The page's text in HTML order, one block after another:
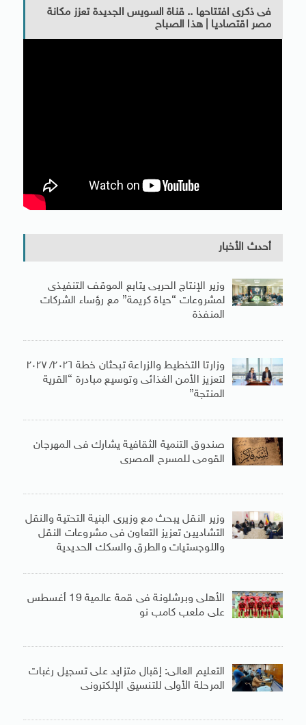
فى ذكرى افتتاحها .. قناة السويس الجديدة تعزز مكانة
مصر اقتصاديا | هذا الصباح
أحدث الأخبار
وزير الإنتاج الحربى يتابع الموقف التنفيذى
لمشروعات “حياة كريمة” مع رؤساء الشركات
المنفذة
وزارتا التخطيط والزراعة تبحثان خطة ٢٠٢٦/ ٢٠٢٧
لتعزيز الأمن الغذائى وتوسيع مبادرة “القرية
المنتجة”
صندوق التنمية الثقافية يشارك فى المهرجان
القومى للمسرح المصرى
وزير النقل يبحث مع وزيرى البنية التحتية والنقل
التشاديين تعزيز التعاون فى مشروعات النقل
واللوجستيات والطرق والسكك الحديدية
الأهلى وبرشلونة فى قمة عالمية 19 أغسطس
على ملعب كامب نو
التعليم العالى: إقبال متزايد على تسجيل رغبات
المرحلة الأولى للتنسيق الإلكترونى